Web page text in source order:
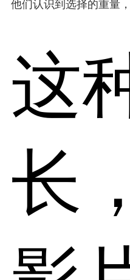
他们认识到选择的重量
这
长